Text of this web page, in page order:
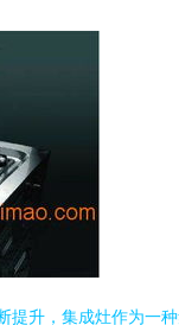
提升，集成灶作为一